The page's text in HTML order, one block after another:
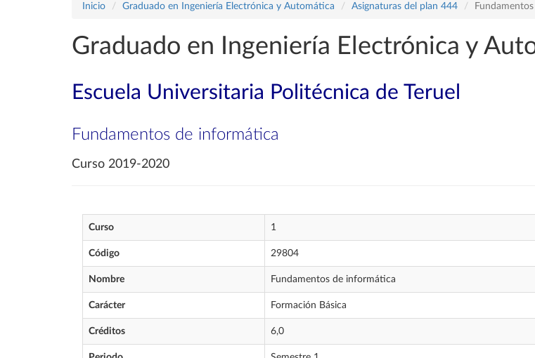
Inicio Graduado en Ingeniería Electrónica y Automática Asignaturas del plan 444
Graduado en Ingeniería Electrónica y
Escuela Universitaria Politécnica de Teruel
Fundamentos de informática
Curso 2019-2020
Curso 1
Código 29804
Nombre Fundamentos de informática
Carácter Formación Básica
Créditos 6,0